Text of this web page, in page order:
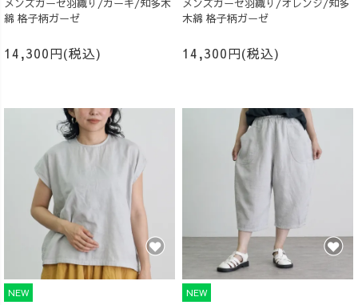
メンズガーゼ羽織り/カーキ/知多木
綿 格子柄ガーゼ
14,300円(税込)
メンズガーゼ羽織り/オレンジ/知多
木綿 格子柄ガーゼ
14,300円(税込)
NEW NEW